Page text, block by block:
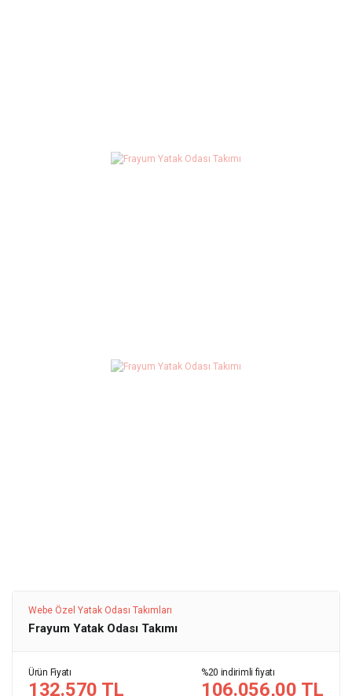
Webe Özel Yatak Odası Takımları
Frayum Yatak Odası Takımı
Ürün Fiyatı
132.570 TL
%20 indirimli fiyatı
106.056,00 TL